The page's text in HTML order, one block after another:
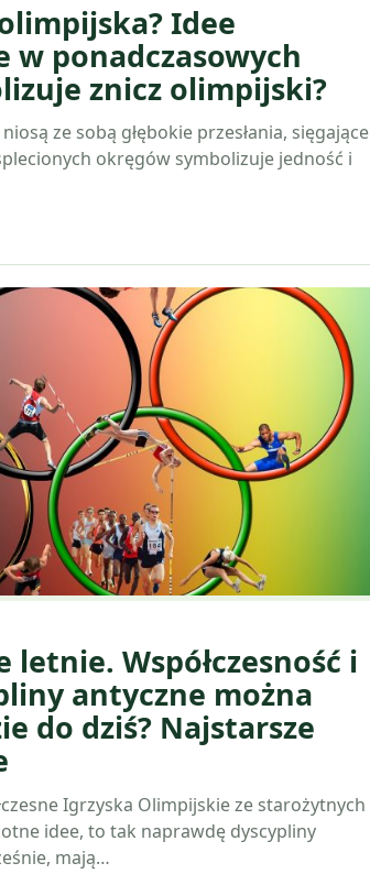
Idee
ponadczasowych
znicz olimpijski?
ze sobą głębokie przesłania, sięgające
okręgów symbolizuje jedność i
Współczesność i
antyczne można
do dziś? Najstarsze
Igrzyska Olimpijskie ze starożytnych
idee, to tak naprawdę dyscypliny
mają…